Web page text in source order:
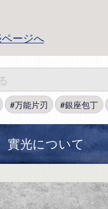
ージへ
万能片刃 銀座包丁
實光について